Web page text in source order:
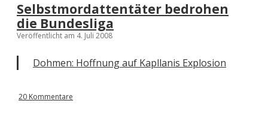
Selbstmordattentäter bedrohen
die Bundesliga
Veröffentlicht am 4. Juli 2008
Dohmen: Hoffnung auf Kapllanis Explosion
20 Kommentare